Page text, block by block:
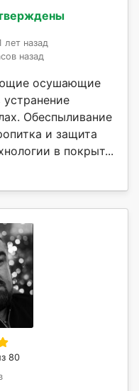
лет назад
назад
осушающие
Обеспыливание
и защита
в покрыт...
80